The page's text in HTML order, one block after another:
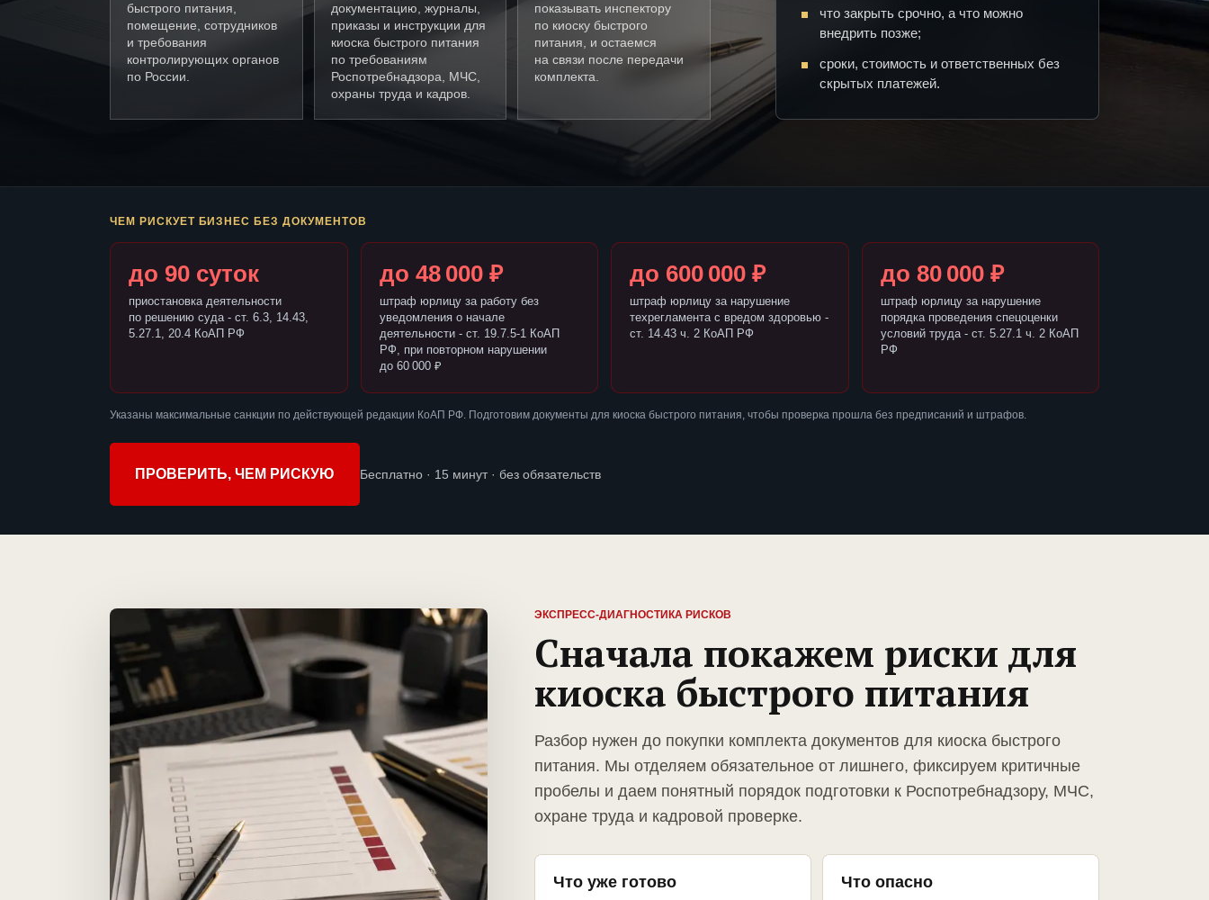
быстрого питания,
помещение, сотрудников
и требования
контролирующих органов
по России.
документацию, журналы,
приказы и инструкции для
киоска быстрого питания
по требованиям
Роспотребнадзора, МЧС,
охраны труда и кадров.
показывать инспектору
по киоску быстрого
питания, и остаемся
на связи после передачи
комплекта.
что закрыть срочно, а что можно
внедрить позже;
сроки, стоимость и ответственных без
скрытых платежей.
ЧЕМ РИСКУЕТ БИЗНЕС БЕЗ ДОКУМЕНТОВ
до 90 суток
приостановка деятельности
по решению суда - ст. 6.3, 14.43,
5.27.1, 20.4 КоАП РФ
до 48 000 ₽
штраф юрлицу за работу без
уведомления о начале
деятельности - ст. 19.7.5-1 КоАП
РФ, при повторном нарушении
до 60 000 ₽
до 600 000 ₽
штраф юрлицу за нарушение
техрегламента с вредом здоровью -
ст. 14.43 ч. 2 КоАП РФ
до 80 000 ₽
штраф юрлицу за нарушение
порядка проведения спецоценки
условий труда - ст. 5.27.1 ч. 2 КоАП
РФ
Указаны максимальные санкции по действующей редакции КоАП РФ. Подготовим документы для киоска быстрого питания, чтобы проверка прошла без предписаний и штрафов.
ПРОВЕРИТЬ, ЧЕМ РИСКУЮ Бесплатно · 15 минут · без обязательств
ЭКСПРЕСС-ДИАГНОСТИКА РИСКОВ
Сначала покажем риски для
киоска быстрого питания
Разбор нужен до покупки комплекта документов для киоска быстрого
питания. Мы отделяем обязательное от лишнего, фиксируем критичные
пробелы и даем понятный порядок подготовки к Роспотребнадзору, МЧС,
охране труда и кадровой проверке.
Что уже готово Что опасно